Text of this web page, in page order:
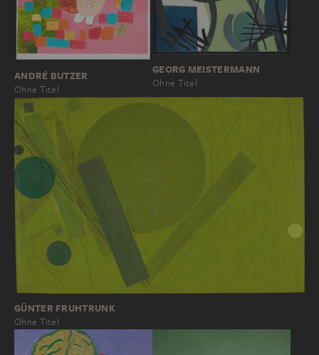
ANDRÉ BUTZER
Ohne Titel
GEORG MEISTERMANN
Ohne Titel
GÜNTER FRUHTRUNK
Ohne Titel